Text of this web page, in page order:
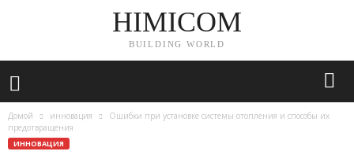
HIMICOM
BUILDING WORLD
Домой инновация
Ошибки при установке системы отопления и способы их
предотвращения
ИННОВАЦИЯ